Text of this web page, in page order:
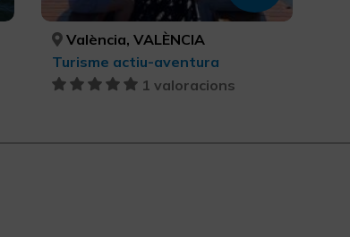
València, VALÈNCIA
Turisme actiu-aventura
1 valoracions